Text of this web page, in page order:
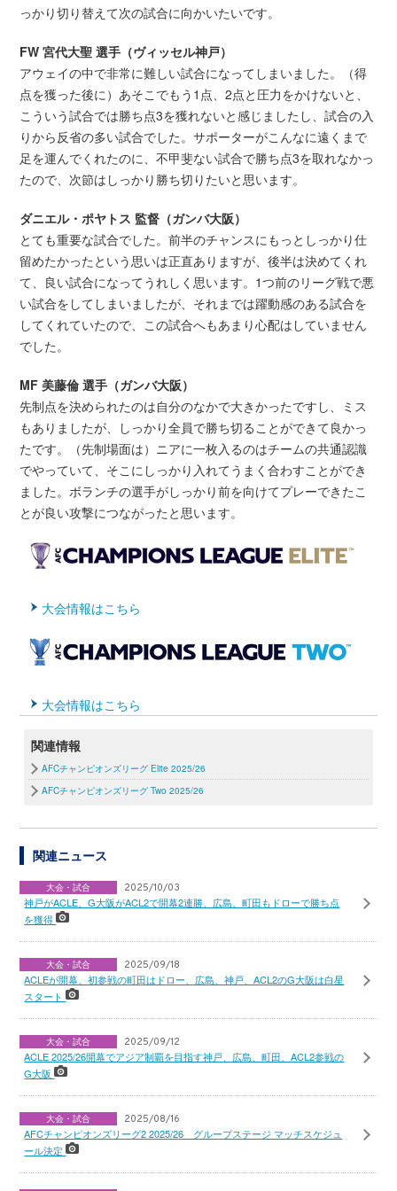
っかり切り替えて次の試合に向かいたいです。
FW 宮代大聖 選手（ヴィッセル神戸）
アウェイの中で非常に難しい試合になってしまいました。（得
点を獲った後に）あそこでもう1点、2点と圧力をかけないと、
こういう試合では勝ち点3を獲れないと感じましたし、試合の入
りから反省の多い試合でした。サポーターがこんなに遠くまで
足を運んでくれたのに、不甲斐ない試合で勝ち点3を取れなかっ
たので、次節はしっかり勝ち切りたいと思います。
ダニエル・ポヤトス 監督（ガンバ大阪）
とても重要な試合でした。前半のチャンスにもっとしっかり仕
留めたかったという思いは正直ありますが、後半は決めてくれ
て、良い試合になってうれしく思います。1つ前のリーグ戦で悪
い試合をしてしまいましたが、それまでは躍動感のある試合を
してくれていたので、この試合へもあまり心配はしていません
でした。
MF 美藤倫 選手（ガンバ大阪）
先制点を決められたのは自分のなかで大きかったですし、ミス
もありましたが、しっかり全員で勝ち切ることができて良かっ
たです。（先制場面は）ニアに一枚入るのはチームの共通認識
でやっていて、そこにしっかり入れてうまく合わすことができ
ました。ボランチの選手がしっかり前を向けてプレーできたこ
とが良い攻撃につながったと思います。
大会情報はこちら
大会情報はこちら
関連情報
AFCチャンピオンズリーグ Elite 2025/26
AFCチャンピオンズリーグ Two 2025/26
関連ニュース
大会・試合 2025/10/03
神戸がACLE、G大阪がACL2で開幕2連勝、広島、町田もドローで勝ち点
を獲得
大会・試合 2025/09/18
ACLEが開幕、初参戦の町田はドロー、広島、神戸、ACL2のG大阪は白星
スタート
大会・試合 2025/09/12
ACLE 2025/26開幕でアジア制覇を目指す神戸、広島、町田、ACL2参戦の
G大阪
大会・試合 2025/08/16
AFCチャンピオンズリーグ2 2025/26 グループステージ マッチスケジュ
ール決定